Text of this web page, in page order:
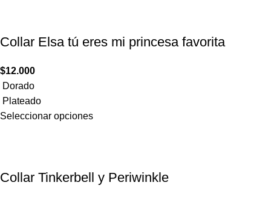
Collar Elsa tú eres mi princesa ​favorita
$12.000
Dorado
Plateado
Seleccionar opciones
Collar Tinkerbell y Periwinkle